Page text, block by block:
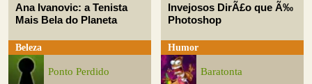
Ana Ivanovic: a Tenista
Mais Bela do Planeta
Beleza
Ponto Perdido
Invejosos DirÃ£o que Ã‰
Photoshop
Humor
Baratonta